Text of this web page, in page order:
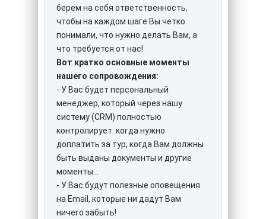
берем на себя ответственность,
чтобы на каждом шаге Вы четко
понимали, что нужно делать Вам, а
что требуется от нас!
Вот кратко основные моменты
нашего сопровождения:
- У Вас будет персональный
менеджер, который через нашу
систему (CRM) полностью
контролирует: когда нужно
доплатить за тур, когда Вам должны
быть выданы документы и другие
моменты...
- У Вас будут полезные оповещения
на Email, которые ни дадут Вам
ничего забыть!